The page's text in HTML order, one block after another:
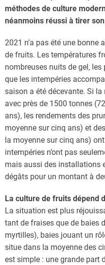
méthodes de culture
néanmoins réussi à tirer
2021 n’a pas été une bonne
de fruits. Les températures
nombreuses nuits de gel,
que les intempéries
saison a été décevante. Si
avec près de 1500 tonnes
ans), les rendements des
moyenne sur cinq ans) et
la moyenne sur cinq ans)
intempéries n’ont pas
mais aussi des installations
dégâts pour un montant à
La culture de fruits dépend
La situation est plus
tant de fraises que de baies
myrtilles), baies jouant un
situe dans la moyenne des
est simple : une grande part